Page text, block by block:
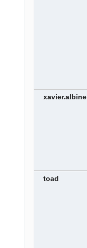
xavier.albine
toad